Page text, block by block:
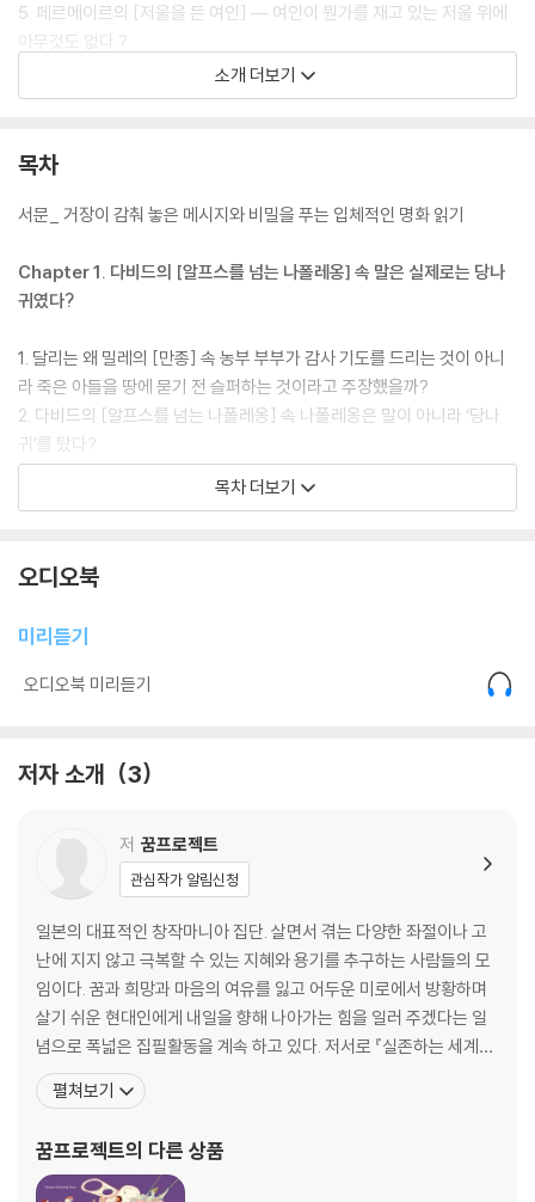
5. 페르메이르의 [저울을 든 여인] ― 여인이 뭔가를 재고 있는 저울 위에
아무것도 없다 ?
6. 에이크의 [아르놀피니 부부의 초상] ― 단순한 그림이 아니라 ‘결혼 증
명서’였다고?
8. 루소의 [나, 초상 ― 풍경] ― 재혼한 아내의 이름 밑에 감춰둔 여성의
9. 들라크루아의 [민중을 이끄는 자유의 여신] ― 여신의 모델이 젊은 세
10. 앵그르의 [그랑드 오달리스크] ― 여주인공의 척추뼈가 정상인보다 3
개나 더 많다는데 ?!
닭은 ?
12. 라파엘로의 [아테네 학당] ― 그는 왜 자기 라이벌 미켈란젤로를 주요
인물로 그려 넣었을까 ?
소개 더보기
목차
서문_ 거장이 감춰 놓은 메시지와 비밀을 푸는 입체적인 명화 읽기
Chapter 1. 다비드의 [알프스를 넘는 나폴레옹] 속 말은 실제로는 당나
귀였다?
1. 달리는 왜 밀레의 [만종] 속 농부 부부가 감사 기도를 드리는 것이 아니
라 죽은 아들을 땅에 묻기 전 슬퍼하는 것이라고 주장했을까?
2. 다비드의 [알프스를 넘는 나폴레옹] 속 나폴레옹은 말이 아니라 ‘당나
귀’를 탔다?
3. 다빈치의 [모나리자] 진품이 여러 장 존재한다는 주장을 뒷받침하는 ‘사
5. 고야의 [1808년 5월 3일 마드리드, 또는 “학살”] 속 ‘흰 셔츠 입은 남
6. 피카소의 [게르니카]는 왜 망국민처럼 오랜 세월 고국에 돌아오지 못하
고 국외를 떠돌아야 했을까?
7. 제리코는 왜 [메두사호의 뗏목]에 실제보다 5명이나 많은 20명의 배에
8. 밀레의 [씨 뿌리는 사람]은 미국 소장본과 일본 소장본 중 어느 것이 출
세작일까?
10. 벨라스케스 [시녀들]의 진짜 주인공은 왕이나 왕비도, 시녀들도 아닌
벨라스케스 자신이었다고?
11. 조토는 왜 [동방박사의 경배]에 베들레헴의 별 대신 ‘핼리혜성’을 그려
넣었을까?
12. 보티첼리는 역설적으로 자신의 최고 걸작 [비너스의 탄생]으로 인해
인생 말년에 명성을 잃었다는데?
13. 모로가 [출현]에서 세례 요한의 잘린 목이 공중에 떠 있는 장면을 묘사
한 것은 ‘프랑스혁명’을 암시하기 위해서였다?
14. 르누아르가 [물랭 드 라 갈레트의 무도회]에서 파리 시민을 더할 나위
없이 생생하게 표현할 수 있었던 비결은?
하나로 칭송받는 빈센트 반 고흐도 없었다?
16. 무하가 창조한 세기의 걸작 [지스몽다]는 우연히 탄생한 작품이다?
목차 더보기
오디오북
미리듣기
오디오북 미리듣기
저자 소개 3
저 꿈프로젝트
관심작가 알림신청
일본의 대표적인 창작마니아 집단. 살면서 겪는 다양한 좌절이나 고
난에 지지 않고 극복할 수 있는 지혜와 용기를 추구하는 사람들의 모
임이다. 꿈과 희망과 마음의 여유를 잃고 어두운 미로에서 방황하며
살기 쉬운 현대인에게 내일을 향해 나아가는 힘을 일러 주겠다는 일
념으로 폭넓은 집필활동을 계속 하고 있다. 저서로 『실존하는 세계의
수수께와 불가사의』, 『세계명화의 수수께끼』, 『세계명곡의 수수께
끼』, 『세상의 모든 미스터리 코드의 비밀과 불가사의』, 『2시간 만에
인정받는 기술』, 『품위 있는 사람이 되는 기술』
펼쳐보기
꿈프로젝트의 다른 상품